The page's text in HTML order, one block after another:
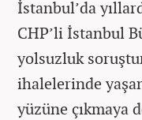
İstanbul’da
CHP’li İstanbul
yolsuzluk
ihalelerinde
yüzüne çıkmaya